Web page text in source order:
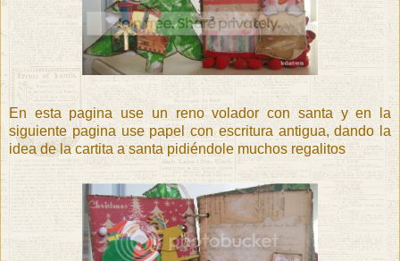
En esta pagina use un reno volador con santa y en la
siguiente pagina use papel con escritura antigua, dando la
idea de la cartita a santa pidiéndole muchos regalitos